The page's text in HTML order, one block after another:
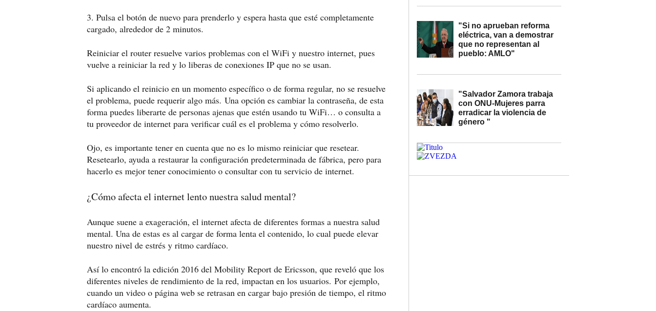
3. Pulsa el botón de nuevo para prenderlo y espera hasta que esté completamente
cargado, alrededor de 2 minutos.
Reiniciar el router resuelve varios problemas con el WiFi y nuestro internet, pues
vuelve a reiniciar la red y lo liberas de conexiones IP que no se usan.
Si aplicando el reinicio en un momento específico o de forma regular, no se resuelve
el problema, puede requerir algo más. Una opción es cambiar la contraseña, de esta
forma puedes liberarte de personas ajenas que estén usando tu WiFi… o consulta a
tu proveedor de internet para verificar cuál es el problema y cómo resolverlo.
Ojo, es importante tener en cuenta que no es lo mismo reiniciar que resetear.
Resetearlo, ayuda a restaurar la configuración predeterminada de fábrica, pero para
hacerlo es mejor tener conocimiento o consultar con tu servicio de internet.
¿Cómo afecta el internet lento nuestra salud mental?
Aunque suene a exageración, el internet afecta de diferentes formas a nuestra salud
mental. Una de estas es al cargar de forma lenta el contenido, lo cual puede elevar
nuestro nivel de estrés y ritmo cardíaco.
Así lo encontró la edición 2016 del Mobility Report de Ericsson, que reveló que los
diferentes niveles de rendimiento de la red, impactan en los usuarios. Por ejemplo,
cuando un video o página web se retrasan en cargar bajo presión de tiempo, el ritmo
cardíaco aumenta.
"Si no aprueban reforma
eléctrica, van a demostrar
que no representan al
pueblo: AMLO"
"Salvador Zamora trabaja
con ONU-Mujeres parra
erradicar la violencia de
género "